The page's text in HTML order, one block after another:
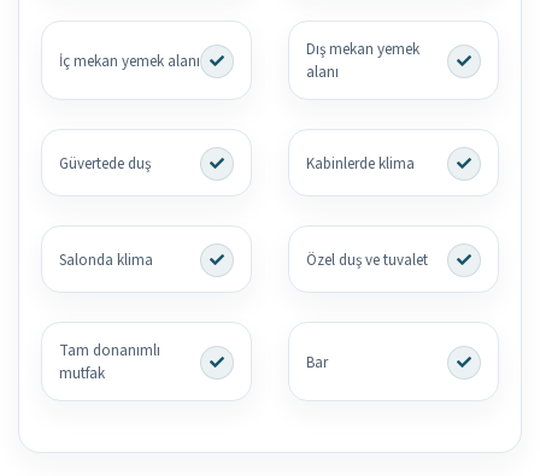
İç mekan yemek alanı
Dış mekan yemek
alanı
Güvertede duş Kabinlerde klima
Salonda klima Özel duş ve tuvalet
Tam donanımlı
mutfak
Bar